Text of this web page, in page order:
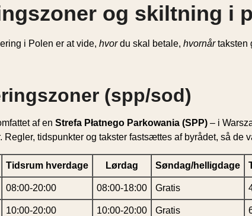
og skiltning i
i Polen er at vide, hvordu skal betale, hvornårtaksten
(spp/sod)
af en Strefa Płatnego Parkowania (SPP) – i
Regler, tidspunkter og takster fastsættes af byrådet, så de
Tidsrum hverdage Lørdag Søndag/helligdage
08:00-20:00 08:00-18:00 Gratis
10:00-20:00 10:00-20:00 Gratis